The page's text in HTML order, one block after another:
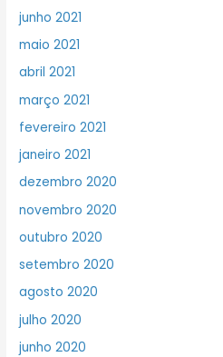
junho 2021
maio 2021
abril 2021
março 2021
fevereiro 2021
janeiro 2021
dezembro 2020
novembro 2020
outubro 2020
setembro 2020
agosto 2020
julho 2020
junho 2020